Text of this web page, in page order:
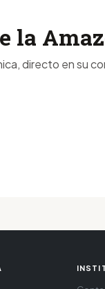
la
directo en su